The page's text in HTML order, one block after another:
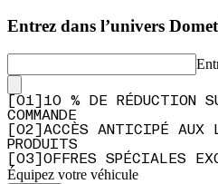
Entrez dans l’univers
01
10 % DE RÉDUCTION
COMMANDE
02
ACCÈS ANTICIPÉ AUX
PRODUITS
03 OFFRES SPÉCIALES
Équipez votre véhicule